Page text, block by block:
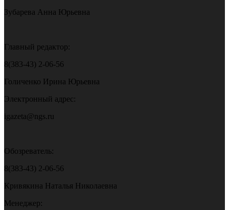
Зубарева Анна Юрьевна
Главный редактор:
8(383-43) 2-06-56
Голиченко Ирина Юрьевна
Электронный адрес:
igazeta@ngs.ru
Обозреватель:
8(383-43) 2-06-56
Кривякина Наталья Николаевна
Менеджер: